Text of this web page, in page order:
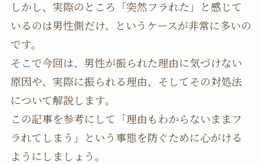
しかし、実際のところ「突然フラれた」と感じて
いるのは男性側だけ、というケースが非常に多いの
です。
そこで今回は、男性が振られた理由に気づけない
原因や、実際に振られる理由、そしてその対処法
について解説します。
この記事を参考にして「理由もわからないままフ
ラれてしまう」という事態を防ぐために心がける
ようにしましょう。